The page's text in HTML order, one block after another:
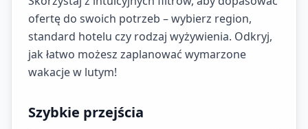
ofertę do swoich potrzeb – wybierz region,
standard hotelu czy rodzaj wyżywienia. Odkryj,
jak łatwo możesz zaplanować wymarzone
wakacje w lutym!
Szybkie przejścia